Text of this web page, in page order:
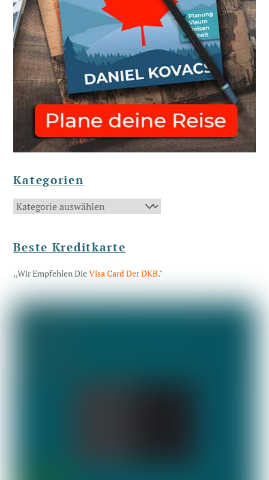
Kategorien
Kategorien
Beste Kreditkarte
,,Wir Empfehlen DieVisa Card Der DKB."